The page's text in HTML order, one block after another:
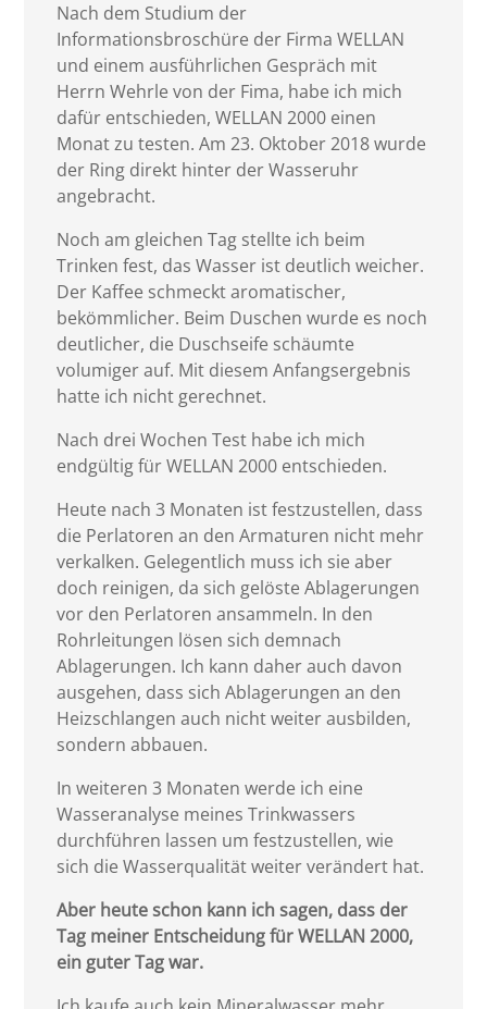
Nach dem Studium der
Informationsbroschüre der Firma WELLAN
und einem ausführlichen Gespräch mit
Herrn Wehrle von der Fima, habe ich mich
dafür entschieden, WELLAN 2000 einen
Monat zu testen. Am 23. Oktober 2018 wurde
der Ring direkt hinter der Wasseruhr
angebracht.
Noch am gleichen Tag stellte ich beim
Trinken fest, das Wasser ist deutlich weicher.
Der Kaffee schmeckt aromatischer,
bekömmlicher. Beim Duschen wurde es noch
deutlicher, die Duschseife schäumte
volumiger auf. Mit diesem Anfangsergebnis
hatte ich nicht gerechnet.
Nach drei Wochen Test habe ich mich
endgültig für WELLAN 2000 entschieden.
Heute nach 3 Monaten ist festzustellen, dass
die Perlatoren an den Armaturen nicht mehr
verkalken. Gelegentlich muss ich sie aber
doch reinigen, da sich gelöste Ablagerungen
vor den Perlatoren ansammeln. In den
Rohrleitungen lösen sich demnach
Ablagerungen. Ich kann daher auch davon
ausgehen, dass sich Ablagerungen an den
Heizschlangen auch nicht weiter ausbilden,
sondern abbauen.
In weiteren 3 Monaten werde ich eine
Wasseranalyse meines Trinkwassers
durchführen lassen um festzustellen, wie
sich die Wasserqualität weiter verändert hat.
Aber heute schon kann ich sagen, dass der
Tag meiner Entscheidung für WELLAN 2000,
ein guter Tag war.